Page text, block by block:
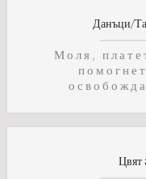
Данъци/
Моля,
Цвят